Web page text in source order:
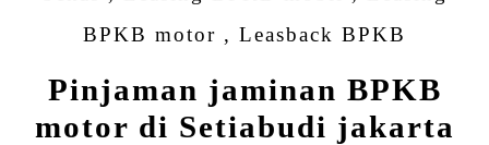
BPKB motor , Leasback BPKB
Pinjaman jaminan BPKB
motor di Setiabudi jakarta